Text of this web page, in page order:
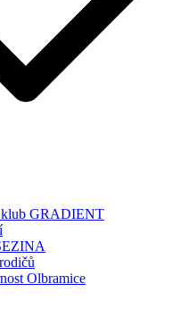
klub GRADIENT
Olbramice